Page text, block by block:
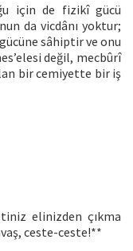
için de fizikî gücü
da vicdânı yoktur;
sâhiptir ve onu
değil, mecbûrî
bir cemiyette bir iş
elinizden çıkma
ceste-ceste!**